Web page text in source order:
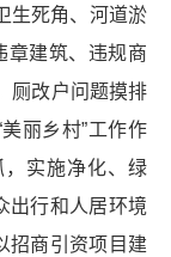
生死角、河道淤
章建筑、违规商
厕改户问题摸排
丽乡村”工作作
，实施净化、绿
出行和人居环境
招商引资项目建